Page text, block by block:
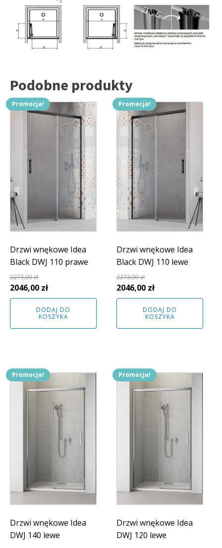
Podobne produkty
Promocja!
Drzwi wnękowe Idea
Black DWJ 110 prawe
2273,00zł
Pierwotna
cena
wynosiła:
2273,00 zł.
2046,00 złAktualna
cena
wynosi:
DODAJ DO
KOSZYKA
Promocja!
Drzwi wnękowe Idea
Black DWJ 110 lewe
2273,00zł
Pierwotna
cena
wynosiła:
2273,00 zł.
2046,00 złAktualna
cena
wynosi:
DODAJ DO
KOSZYKA
Promocja!
Drzwi wnękowe Idea
DWJ 140 lewe
Promocja!
Drzwi wnękowe Idea
DWJ 120 lewe